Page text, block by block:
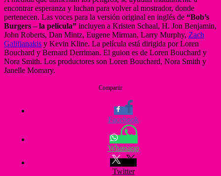
encontrar esperanza y luchan para volver al mostrador, donde
pertenecen. Las voces para la versión original en inglés de “Bob’s
Burgers – la película” incluyen a Kristen Schaal, H. Jon Benjamin,
John Roberts, Dan Mintz, Eugene Mirman, Larry Murphy, Zach
Galifianakis y Kevin Kline. La película está dirigida por Loren
Bouchard y Bernard Derriman. El guion es de Loren Bouchard y
Nora Smith. Los productores son Loren Bouchard, Nora Smith y
Janelle Momary.
Compartir
Facebook
Whatsapp
Twitter